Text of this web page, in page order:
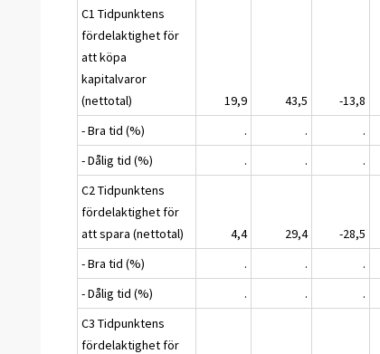
C1 Tidpunktens
fördelaktighet för
att köpa
kapitalvaror
(nettotal)
19,9 43,5 -13,8
- Bra tid (%)
. . .
- Dålig tid (%)
. . .
C2 Tidpunktens
fördelaktighet för
att spara (nettotal)
4,4 29,4 -28,5
- Bra tid (%)
. . .
- Dålig tid (%)
. . .
C3 Tidpunktens
fördelaktighet för